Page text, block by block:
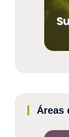
Áreas